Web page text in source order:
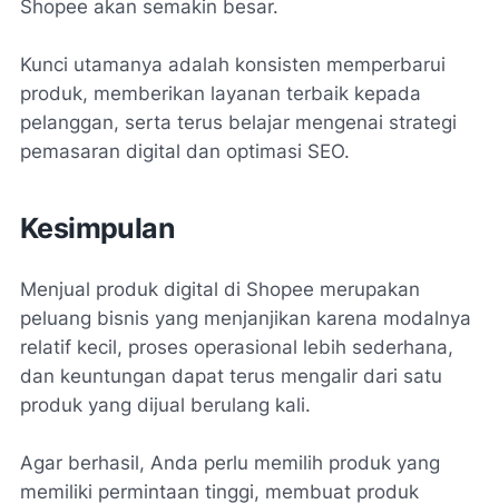
Shopee akan semakin besar.
Kunci utamanya adalah konsisten memperbarui
produk, memberikan layanan terbaik kepada
pelanggan, serta terus belajar mengenai strategi
pemasaran digital dan optimasi SEO.
Kesimpulan
Menjual produk digital di Shopee merupakan
peluang bisnis yang menjanjikan karena modalnya
relatif kecil, proses operasional lebih sederhana,
dan keuntungan dapat terus mengalir dari satu
produk yang dijual berulang kali.
Agar berhasil, Anda perlu memilih produk yang
memiliki permintaan tinggi, membuat produk